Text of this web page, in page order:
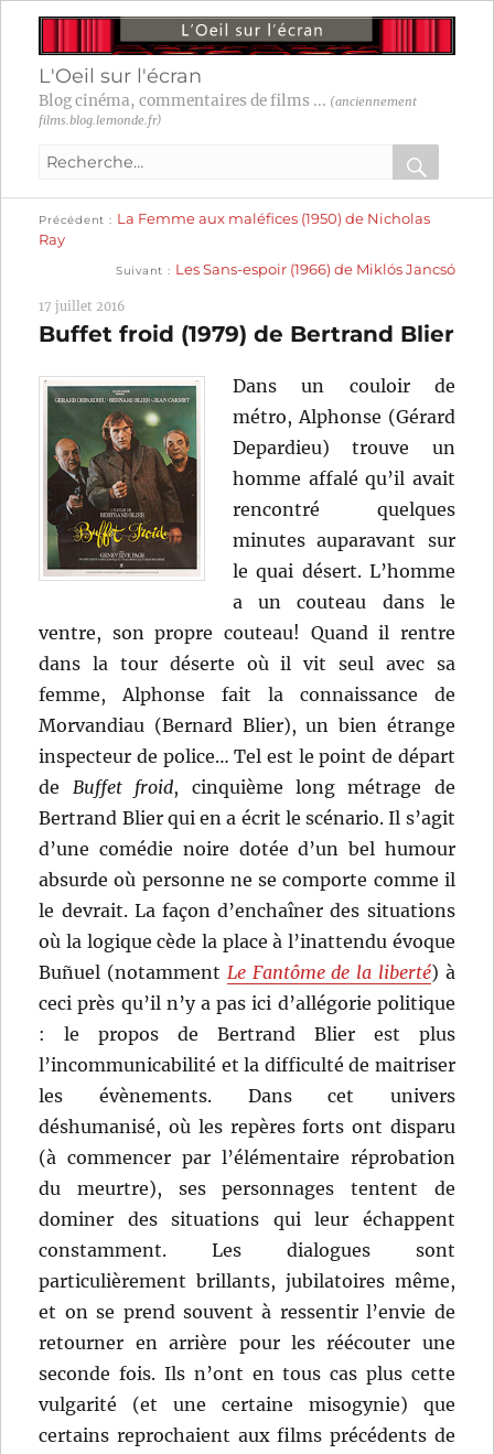
L'Oeil sur l'écran
Blog cinéma, commentaires de films ... (anciennement
films.blog.lemonde.fr)
Recherche
:
OK
Navigation
l’article
Précédent
précédente :
La Femme aux maléfices (1950) de Nicholas
Ray
Suivant
suivante :
Les Sans-espoir (1966) de Miklós Jancsó
17 juillet 2016
Buffet froid (1979) de Bertrand Blier
Dans un couloir de
métro, Alphonse (Gérard
Depardieu) trouve un
homme affalé qu’il avait
rencontré quelques
minutes auparavant sur
le quai désert. L’homme
a un couteau dans le
ventre, son propre couteau! Quand il rentre
dans la tour déserte où il vit seul avec sa
femme, Alphonse fait la connaissance de
Morvandiau (Bernard Blier), un bien étrange
inspecteur de police… Tel est le point de départ
de Buffet froid, cinquième long métrage de
Bertrand Blier qui en a écrit le scénario. Il s’agit
d’une comédie noire dotée d’un bel humour
absurde où personne ne se comporte comme il
le devrait. La façon d’enchaîner des situations
où la logique cède la place à l’inattendu évoque
Buñuel (notamment Le Fantôme de la liberté) à
ceci près qu’il n’y a pas ici d’allégorie politique
: le propos de Bertrand Blier est plus
l’incommunicabilité et la difficulté de maitriser
les évènements. Dans cet univers
déshumanisé, où les repères forts ont disparu
(à commencer par l’élémentaire réprobation
du meurtre), ses personnages tentent de
dominer des situations qui leur échappent
constamment. Les dialogues sont
particulièrement brillants, jubilatoires même,
et on se prend souvent à ressentir l’envie de
retourner en arrière pour les réécouter une
seconde fois. Ils n’ont en tous cas plus cette
vulgarité (et une certaine misogynie) que
certains reprochaient aux films précédents de